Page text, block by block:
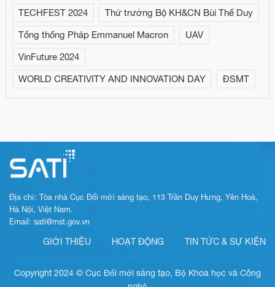
TECHFEST 2024 Thứ trưởng Bộ KH&CN Bùi Thế Duy
Tổng thống Pháp Emmanuel Macron UAV
VinFuture 2024
WORLD CREATIVITY AND INNOVATION DAY ĐSMT
Địa chỉ: Tòa nhà Cục Đổi mới sáng tạo, 113 Trần Duy Hưng, Yên Hoà,
Hà Nội, Việt Nam.
Email: sati@mst.gov.vn
GIỚI THIỆU HOẠT ĐỘNG TIN TỨC & SỰ KIỆN
Copyright 2024 © Cục Đổi mới sáng tạo, Bộ Khoa học và Công